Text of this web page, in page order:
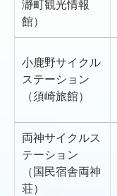
瀞町観光情報
館）
小鹿野サイクル
ステーション
（須崎旅館）
両神サイクルス
テーション
（国民宿舎両神
荘）